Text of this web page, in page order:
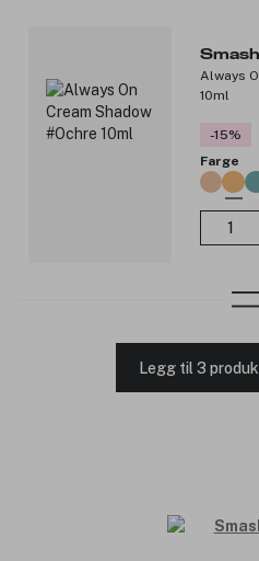
Always
10ml
-15%
Farge
Legg til 3